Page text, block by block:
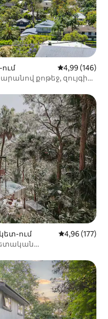
Միջին
4,99 (146)
քոթեջ, զույգի
ում Միջին
4,96 (177)
տները